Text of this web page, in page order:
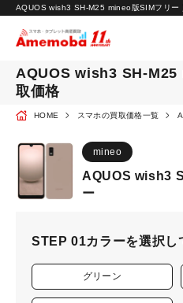
お知らせ
お問い合わせ
AQUOS wish3 SH-M25
取価格
HOME スマホの買取価格一覧
mineo
AQUOS wish3
ー
STEP 01カラーを選択し
グリーン